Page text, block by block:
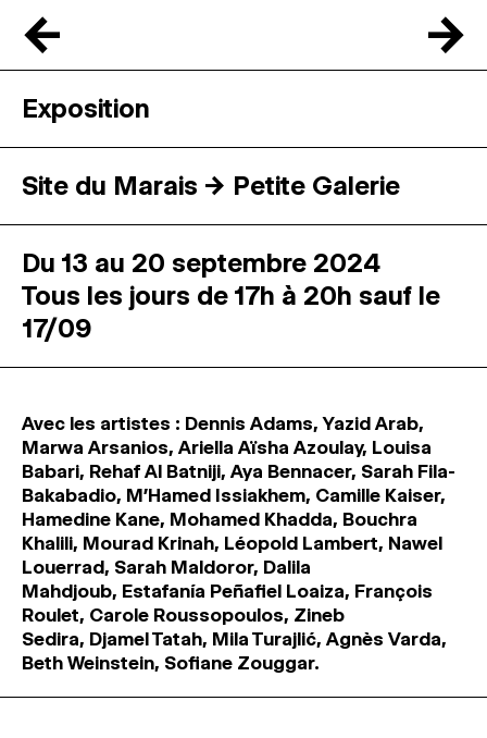
← →
Exposition
Site du Marais → Petite Galerie
Du 13 au 20 septembre 2024
Tous les jours de 17h à 20h sauf le
17/09
Avec les artistes : Dennis Adams, Yazid Arab,
Marwa Arsanios, Ariella Aïsha Azoulay, Louisa
Babari, Rehaf Al Batniji, Aya Bennacer, Sarah Fila-
Bakabadio, M’Hamed Issiakhem, Camille Kaiser,
Hamedine Kane, Mohamed Khadda, Bouchra
Khalili, Mourad Krinah, Léopold Lambert, Nawel
Louerrad, Sarah Maldoror, Dalila
Mahdjoub, Estafanía Peñafiel Loaiza, François
Roulet, Carole Roussopoulos, Zineb
Sedira, Djamel Tatah, Mila Turajlić, Agnès Varda,
Beth Weinstein, Sofiane Zouggar.